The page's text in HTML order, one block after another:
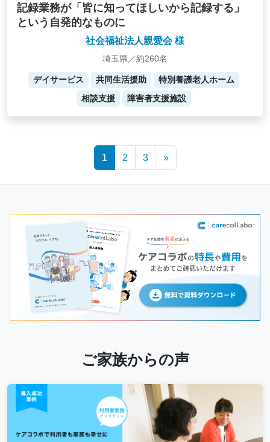
記録業務が「皆に知ってほしいから記録する」
という自発的なものに
社会福祉法人親愛会 様
埼玉県／約260名
デイサービス 共同生活援助
特別養護老人ホーム
相談支援
障害者支援施設
1 2 3 »
ご家族からの声